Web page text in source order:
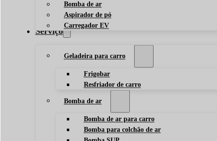
Bomba de ar
Aspirador de pó
Carregador EV
Serviço
Geladeira para carro
Frigobar
Resfriador de carro
Bomba de ar
Bomba de ar para carro
Bomba para colchão de ar